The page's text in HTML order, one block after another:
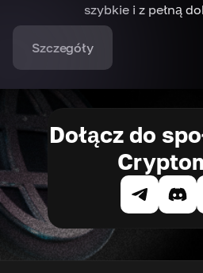
szybkie i z pełną
Szczegóły
Dołącz do